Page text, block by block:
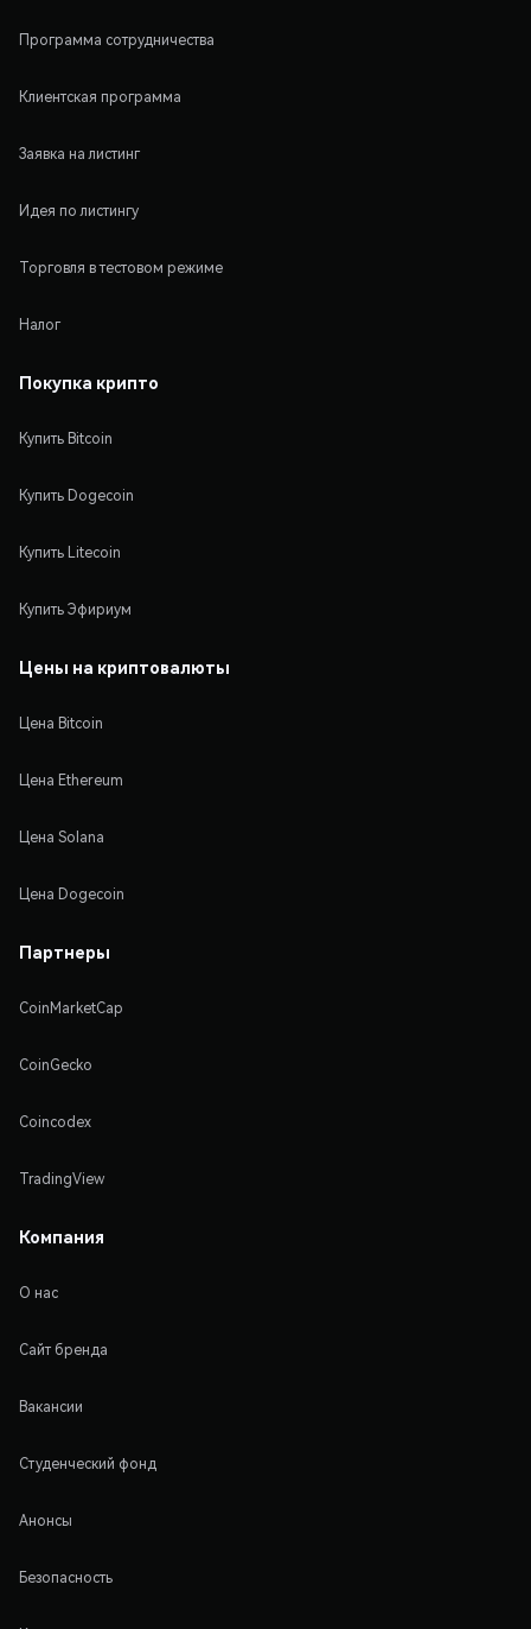
Программа сотрудничества
Клиентская программа
Заявка на листинг
Идея по листингу
Торговля в тестовом режиме
Налог
Покупка крипто
Купить Bitcoin
Купить Dogecoin
Купить Litecoin
Купить Эфириум
Цены на криптовалюты
Цена Bitcoin
Цена Ethereum
Цена Solana
Цена Dogecoin
Партнеры
CoinMarketCap
CoinGecko
Coincodex
TradingView
Компания
О нас
Сайт бренда
Вакансии
Студенческий фонд
Анонсы
Безопасность